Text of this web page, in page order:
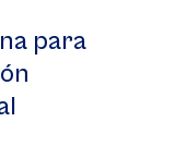
para